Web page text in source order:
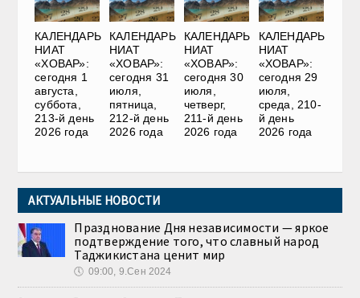
КАЛЕНДАРЬ
НИАТ
«ХОВАР»:
сегодня 1
августа,
суббота,
213-й день
2026 года
КАЛЕНДАРЬ
НИАТ
«ХОВАР»:
сегодня 31
июля,
пятница,
212-й день
2026 года
КАЛЕНДАРЬ
НИАТ
«ХОВАР»:
сегодня 30
июля,
четверг,
211-й день
2026 года
КАЛЕНДАРЬ
НИАТ
«ХОВАР»:
сегодня 29
июля,
среда, 210-
й день
2026 года
АКТУАЛЬНЫЕ НОВОСТИ
Празднование Дня независимости — яркое
подтверждение того, что славный народ
Таджикистана ценит мир
🕔 09:00, 9.Сен 2024